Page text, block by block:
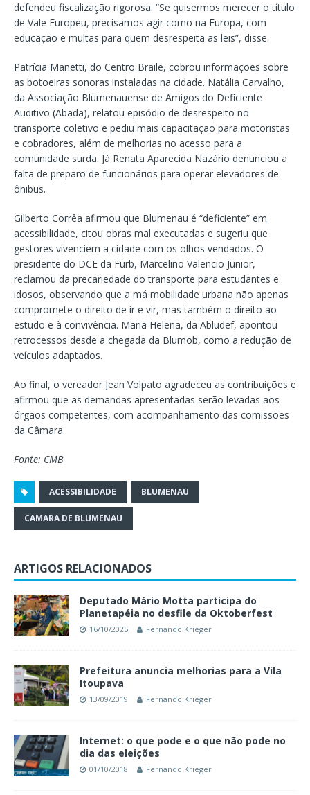
defendeu fiscalização rigorosa. “Se quisermos merecer o título
de Vale Europeu, precisamos agir como na Europa, com
educação e multas para quem desrespeita as leis”, disse.
Patrícia Manetti, do Centro Braile, cobrou informações sobre
as botoeiras sonoras instaladas na cidade. Natália Carvalho,
da Associação Blumenauense de Amigos do Deficiente
Auditivo (Abada), relatou episódio de desrespeito no
transporte coletivo e pediu mais capacitação para motoristas
e cobradores, além de melhorias no acesso para a
comunidade surda. Já Renata Aparecida Nazário denunciou a
falta de preparo de funcionários para operar elevadores de
ônibus.
Gilberto Corrêa afirmou que Blumenau é “deficiente” em
acessibilidade, citou obras mal executadas e sugeriu que
gestores vivenciem a cidade com os olhos vendados. O
presidente do DCE da Furb, Marcelino Valencio Junior,
reclamou da precariedade do transporte para estudantes e
idosos, observando que a má mobilidade urbana não apenas
compromete o direito de ir e vir, mas também o direito ao
estudo e à convivência. Maria Helena, da Abludef, apontou
retrocessos desde a chegada da Blumob, como a redução de
veículos adaptados.
Ao final, o vereador Jean Volpato agradeceu as contribuições e
afirmou que as demandas apresentadas serão levadas aos
órgãos competentes, com acompanhamento das comissões
da Câmara.
Fonte: CMB
ACESSIBILIDADE BLUMENAU
CAMARA DE BLUMENAU
ARTIGOS RELACIONADOS
Deputado Mário Motta participa do
Planetapéia no desfile da Oktoberfest
16/10/2025 Fernando Krieger
Prefeitura anuncia melhorias para a Vila
Itoupava
13/09/2019 Fernando Krieger
Internet: o que pode e o que não pode no
dia das eleições
01/10/2018 Fernando Krieger